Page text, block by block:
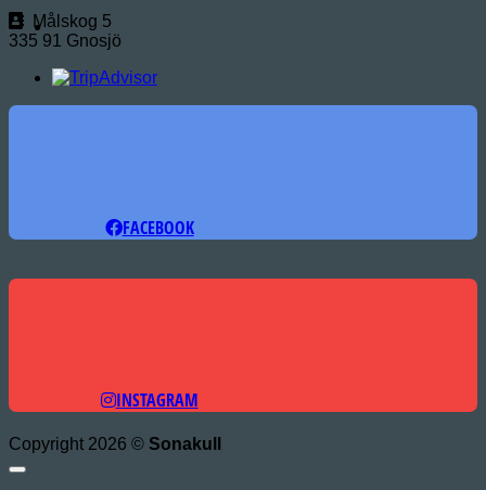
Målskog 5
335 91 Gnosjö
FACEBOOK
INSTAGRAM
Copyright 2026 © Sonakull